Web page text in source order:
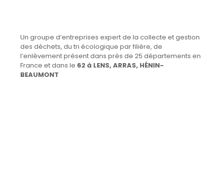
Un groupe d’entreprises expert de la collecte et gestion
des déchets, du tri écologique par filière, de
l’enlèvement présent dans près de 25 départements en
France et dans le 62 à LENS, ARRAS, HÉNIN-
BEAUMONT